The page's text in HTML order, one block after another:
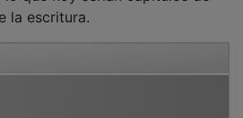
lo que hoy serían capítulos de
la escritura.